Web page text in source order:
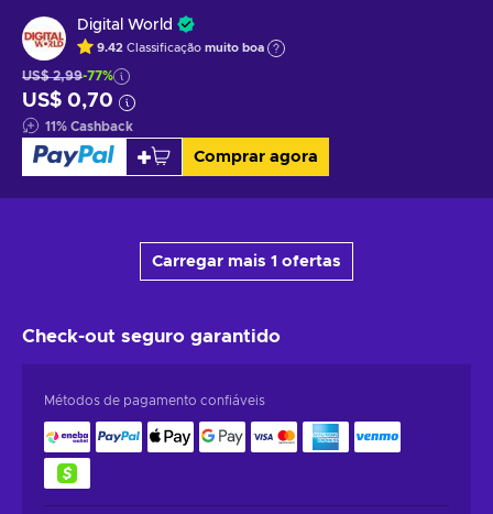
Digital World
9.42 Classificação muito boa
US$ 2,99-77%
US$ 0,70
11% Cashback
Comprar agora
Carregar mais 1 ofertas
Check-out seguro garantido
Métodos de pagamento confiáveis